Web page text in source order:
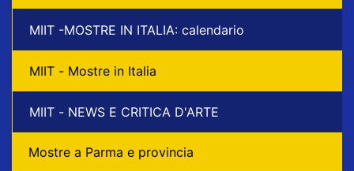
MIIT -MOSTRE IN ITALIA: calendario
MIIT - Mostre in Italia
MIIT - NEWS E CRITICA D'ARTE
Mostre a Parma e provincia